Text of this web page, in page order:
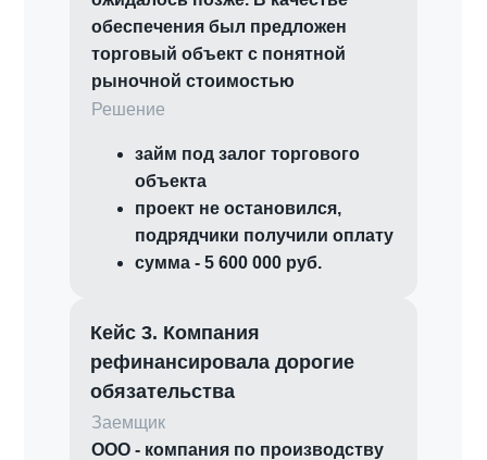
обеспечения был предложен
торговый объект с понятной
рыночной стоимостью
Решение
займ под залог торгового
объекта
проект не остановился,
подрядчики получили оплату
сумма - 5 600 000 руб.
Кейс 3. Компания
рефинансировала дорогие
обязательства
Заемщик
ООО - компания по производству